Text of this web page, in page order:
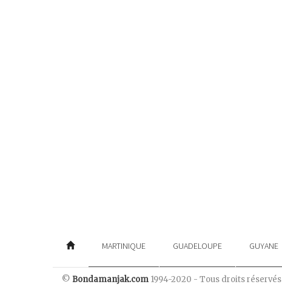
MARTINIQUE GUADELOUPE GUYANE
© Bondamanjak.com 1994-2020 - Tous droits réservés